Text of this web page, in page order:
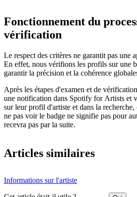
Fonctionnement du
vérification
Le respect des critères ne garantit pas une
En effet, nous vérifions les profils sur une
garantir la précision et la cohérence
Après les étapes d'examen et de
une notification dans Spotify for Artists et
sur leur profil d'artiste et dans la
ne pas voir le badge ne signifie pas pour
recevra pas par la suite.
Articles similaires
Informations sur l'artiste